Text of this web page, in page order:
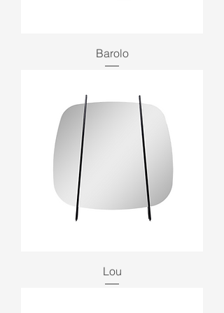
Barolo
Lou